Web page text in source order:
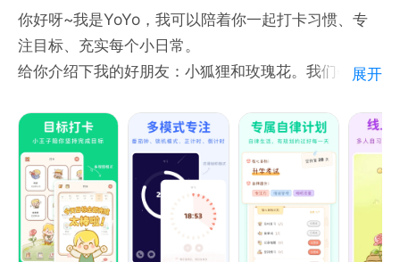
成功完成一次专注，系统会根据专注时长发放专注工
资，每次自习都有正向反馈，动力满满。
下载CoStudy，开启有趣的自律生活！
你好呀~我是YoYo，我可以陪着你一起打卡习惯、专
注目标、充实每个小日常。
给你介绍下我的好朋友：小狐狸和玫瑰花。我们会一直
感到枯燥无味。还有小狐狸时刻监督、鼓励、提醒你，
千万不要嫌弃他啰嗦哦~
打卡专注时，记得一定要替我照顾好玫瑰花哦。
--YoYo留
==APP功能==
展开